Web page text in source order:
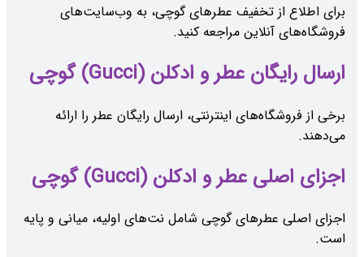
برای اطلاع از تخفیف عطرهای گوچی، به وب‌سایت‌های
فروشگاه‌های آنلاین مراجعه کنید.
ارسال رایگان عطر و ادکلن (Gucci) گوچی
برخی از فروشگاه‌های اینترنتی، ارسال رایگان عطر را ارائه
می‌دهند.
اجزای اصلی عطر و ادکلن (Gucci) گوچی
اجزای اصلی عطرهای گوچی شامل نت‌های اولیه، میانی و پایه
است.